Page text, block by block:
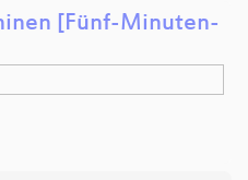
[Fünf-Minuten-